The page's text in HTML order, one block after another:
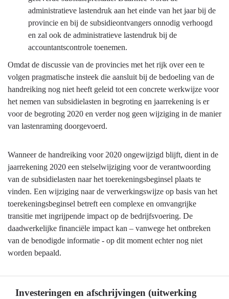
administratieve lastendruk aan het einde van het jaar bij de
provincie en bij de subsidieontvangers onnodig verhoogd
en zal ook de administratieve lastendruk bij de
accountantscontrole toenemen.
Omdat de discussie van de provincies met het rijk over een te
volgen pragmatische insteek die aansluit bij de bedoeling van de
handreiking nog niet heeft geleid tot een concrete werkwijze voor
het nemen van subsidielasten in begroting en jaarrekening is er
voor de begroting 2020 en verder nog geen wijziging in de manier
van lastenraming doorgevoerd.
Wanneer de handreiking voor 2020 ongewijzigd blijft, dient in de
jaarrekening 2020 een stelselwijziging voor de verantwoording
van de subsidielasten naar het toerekeningsbeginsel plaats te
vinden. Een wijziging naar de verwerkingswijze op basis van het
toerekeningsbeginsel betreft een complexe en omvangrijke
transitie met ingrijpende impact op de bedrijfsvoering. De
daadwerkelijke financiële impact kan – vanwege het ontbreken
van de benodigde informatie - op dit moment echter nog niet
worden bepaald.
Investeringen en afschrijvingen (uitwerking